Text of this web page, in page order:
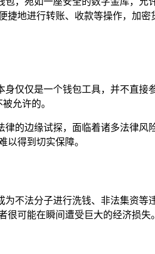
地进行转账、收款等操作，加
仅仅是一个钱包工具，并不直
允许的。
的边缘试探，面临着诸多法律
以得到切实保障。
不法分子进行洗钱、非法集资
可能在瞬间遭受巨大的经济损失。